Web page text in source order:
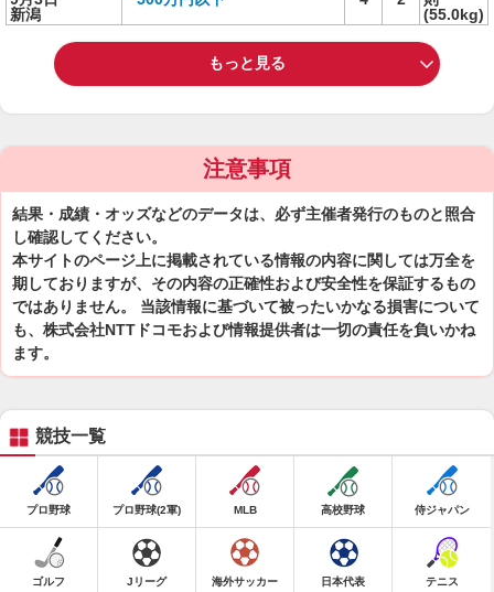
新潟
(55.0kg)
もっと見る
注意事項
結果・成績・オッズなどのデータは、必ず主催者発行のものと照合
し確認してください。
本サイトのページ上に掲載されている情報の内容に関しては万全を
期しておりますが、その内容の正確性および安全性を保証するもの
ではありません。 当該情報に基づいて被ったいかなる損害について
も、株式会社NTTドコモおよび情報提供者は一切の責任を負いかね
ます。
競技一覧
プロ野球 プロ野球(2軍) MLB 高校野球 侍ジャパン
ゴルフ Jリーグ 海外サッカー 日本代表 テニス